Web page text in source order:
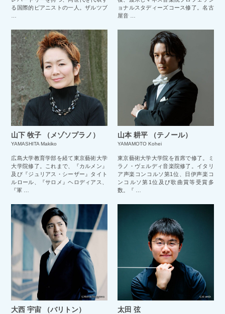
る国際的ピアニストの一人。ザルツブ
…
ョナルスタディーズコース修了。名古
屋音 …
山下 牧子 （メゾソプラノ）
YAMASHITA Makiko
広島大学教育学部を経て東京藝術大学
大学院修了。これまで、『カルメン』
及び『ジュリアス・シーザー』タイト
ルロール、『サロメ』ヘロディアス、
『軍 …
山本 耕平 （テノール）
YAMAMOTO Kohei
東京藝術大学大学院を首席で修了。ミ
ラノ・ヴェルディ音楽院修了。イタリ
ア声楽コンコルソ第1位、日伊声楽コ
ンコルソ第1位及び歌曲賞等受賞多
数。『 …
大西 宇宙 （バリトン） 太田 弦